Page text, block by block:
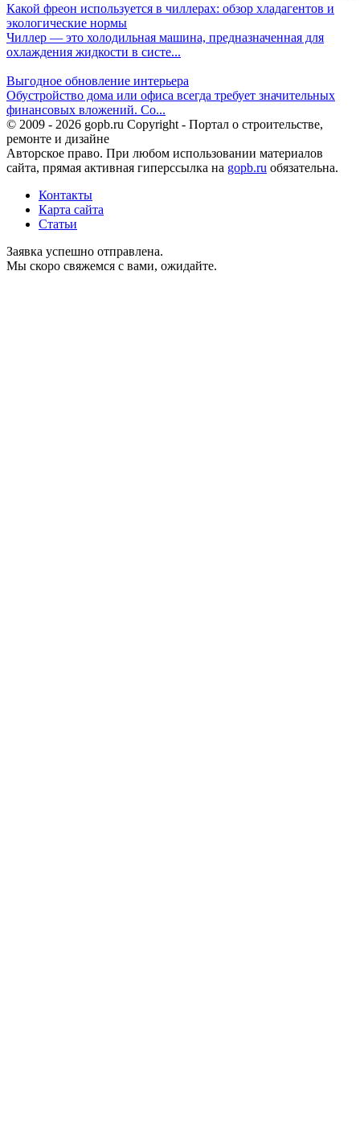
Какой фреон используется в чиллерах: обзор хладагентов и
экологические нормы
Чиллер — это холодильная машина, предназначенная для
охлаждения жидкости в систе...
Выгодное обновление интерьера
Обустройство дома или офиса всегда требует значительных
финансовых вложений. Со...
© 2009 - 2026 gopb.ru Copyright - Портал о строительстве,
ремонте и дизайне
Авторское право. При любом использовании материалов
сайта, прямая активная гиперссылка на gopb.ru обязательна.
Контакты
Карта сайта
Статьи
Заявка успешно отправлена.
Мы скоро свяжемся с вами, ожидайте.